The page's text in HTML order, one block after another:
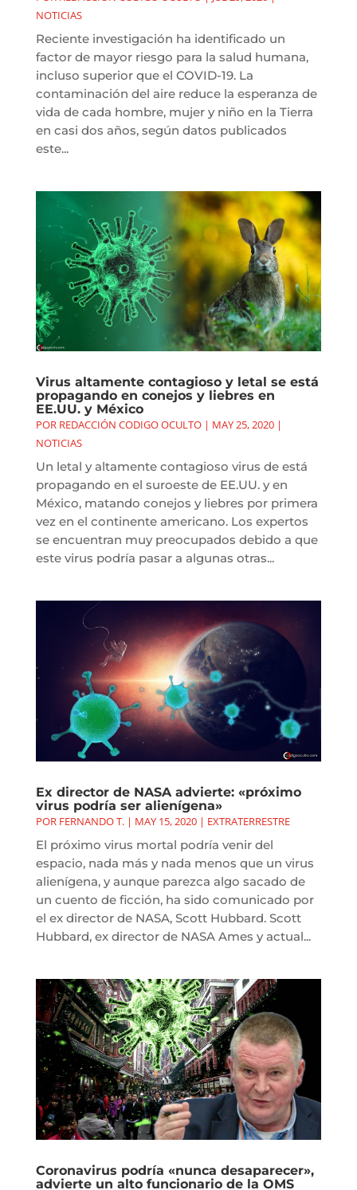
NOTICIAS
Reciente investigación ha identificado un
factor de mayor riesgo para la salud humana,
incluso superior que el COVID-19. La
contaminación del aire reduce la esperanza de
vida de cada hombre, mujer y niño en la Tierra
en casi dos años, según datos publicados
este...
Virus altamente contagioso y letal se está
propagando en conejos y liebres en
EE.UU. y México
POR REDACCIÓN CODIGO OCULTO| MAY 25, 2020|
NOTICIAS
Un letal y altamente contagioso virus de está
propagando en el suroeste de EE.UU. y en
México, matando conejos y liebres por primera
vez en el continente americano. Los expertos
se encuentran muy preocupados debido a que
este virus podría pasar a algunas otras...
Ex director de NASA advierte: «próximo
virus podría ser alienígena»
POR FERNANDO T.| MAY 15, 2020| EXTRATERRESTRE
El próximo virus mortal podría venir del
espacio, nada más y nada menos que un virus
alienígena, y aunque parezca algo sacado de
un cuento de ficción, ha sido comunicado por
el ex director de NASA, Scott Hubbard. Scott
Hubbard, ex director de NASA Ames y actual...
Coronavirus podría «nunca desaparecer»,
advierte un alto funcionario de la OMS